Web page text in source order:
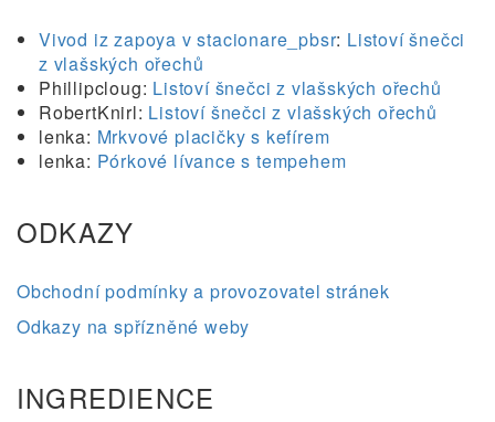
Vivod iz zapoya v stacionare_pbsr: Listoví šnečci
z vlašských ořechů
Phillipcloug: Listoví šnečci z vlašských ořechů
RobertKnirl: Listoví šnečci z vlašských ořechů
lenka: Mrkvové placičky s kefírem
lenka: Pórkové lívance s tempehem
ODKAZY
Obchodní podmínky a provozovatel stránek
Odkazy na spřízněné weby
INGREDIENCE